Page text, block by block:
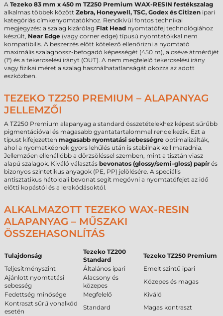
A Tezeko 83 mm x 450 m TZ250 Premium WAX-RESIN festékszalag
alkalmas többek között Zebra, Honeywell, TSC, Godex és Citizen ipari
kategóriás címkenyomtatókhoz. Rendkívül fontos technikai
megjegyzés: a szalag kizárólag Flat Head nyomtatófej technológiához
készült, Near Edge (vagy corner edge) típusú nyomtatókkal nem
kompatibilis. A beszerzés előtt kötelező ellenőrizni a nyomtató
maximális szalaghossz-befogadó képességét (450 m), a cséve átmérőjét
(1") és a tekercselési irányt (OUT). A nem megfelelő tekercselési irány
vagy fizikai méret a szalag használhatatlanságát okozza az adott
eszközben.
TEZEKO TZ250 PREMIUM – ALAPANYAG
JELLEMZŐI
A TZ250 Premium alapanyag a standard összetételekhez képest sűrűbb
pigmentációval és magasabb gyantatartalommal rendelkezik. Ezt a
típust kifejezetten magasabb nyomtatási sebességre optimalizálták,
ahol a nyomatképnek gyors lehűlés után is stabilnak kell maradnia.
Jellemzően ellenállóbb a dörzsöléssel szemben, mint a tisztán viasz
alapú szalagok. Kiváló választás bevonatos (glossy/semi-gloss) papír és
bizonyos szintetikus anyagok (PE, PP) jelölésére. A speciális
antisztatikus hátoldali bevonat segít megóvni a nyomtatófejet az idő
előtti kopástól és a lerakódásoktól.
ALKALMAZOTT TEZEKO WAX-RESIN
ALAPANYAG – MŰSZAKI
ÖSSZEHASONLÍTÁS
Tulajdonság
Tezeko TZ200
Standard
Tezeko TZ250 Premium
Teljesítményszint
Általános ipari
Emelt szintű ipari
Ajánlott nyomtatási
sebesség
Alacsony és
közepes
Közepes és magas
Fedettség minősége
Megfelelő
Kiváló
Kontraszt sűrű vonalkód
esetén
Standard Magas kontraszt